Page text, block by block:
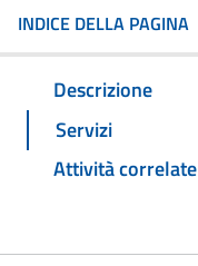
INDICE DELLA PAGINA
Descrizione
Servizi
Attività correlate